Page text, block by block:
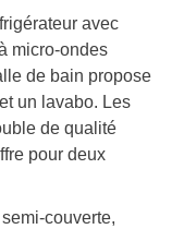
avec
micro-ondes
de bain propose
un lavabo. Les
de qualité
pour deux
couverte,